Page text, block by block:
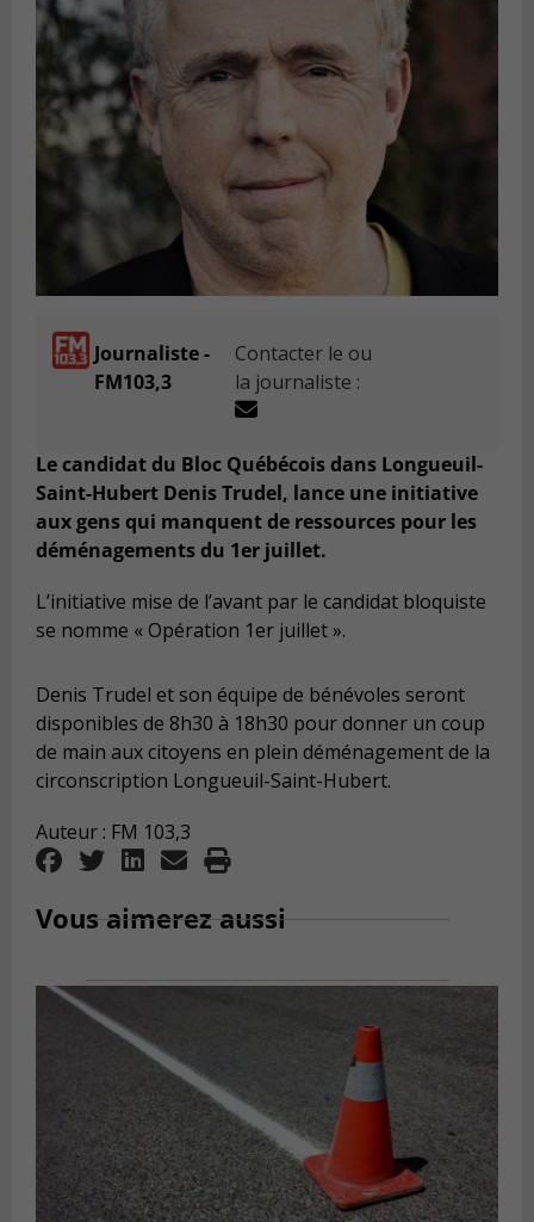
Journaliste -
FM103,3
Contacter le ou
la journaliste :
Le candidat du Bloc Québécois dans Longueuil-
Saint-Hubert Denis Trudel, lance une initiative
aux gens qui manquent de ressources pour les
déménagements du 1er juillet.
L’initiative mise de l’avant par le candidat bloquiste
se nomme « Opération 1er juillet ».
Denis Trudel et son équipe de bénévoles seront
disponibles de 8h30 à 18h30 pour donner un coup
de main aux citoyens en plein déménagement de la
circonscription Longueuil-Saint-Hubert.
Auteur : FM 103,3
Vous aimerez aussi